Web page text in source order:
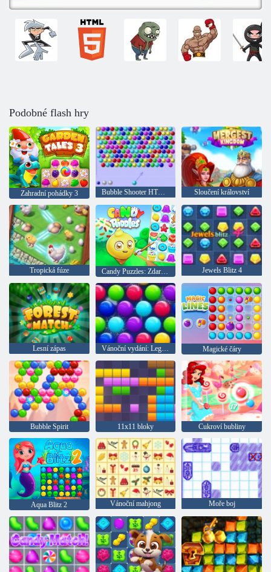
Podobné flash hry
Zahradní pohádky 3 Bubble Shooter HTML5 Sloučení království
Tropická fúze Candy Puzzles: Zdarma Match 3 Jewels Blitz 4
Lesní zápas Vánoční vydání: Legrační bubliny Magické čáry
Bubble Spirit 11x11 bloky Cukroví bubliny
Aqua Blitz 2 Vánoční mahjong Moře boj